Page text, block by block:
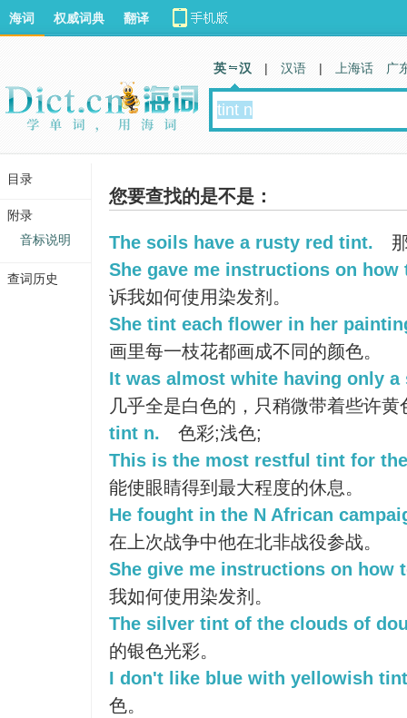
您要查找的是不是：
The soils have a rusty red tint.
She gave me instructions on
诉我如何使用染发剂。
She tint each flower in her
画里每一枝花都画成不同的颜色。
It was almost white having only
几乎全是白色的，只稍微带着些许黄
tint n.
色彩;浅色;
This is the most restful tint for
能使眼睛得到最大程度的休息。
He fought in the N African
在上次战争中他在北非战役参战。
She give me instructions on how
我如何使用染发剂。
The silver tint of the clouds of
的银色光彩。
I don't like blue with yellowish
色。
海词 权威词典 翻译
英 汉 | 汉语 | 上海话 广
目录
附录
音标说明
查词历史